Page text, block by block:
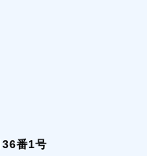
36番1号